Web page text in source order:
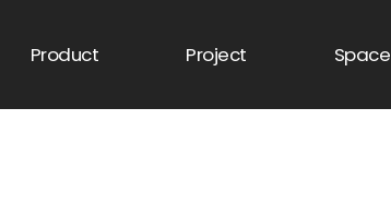
Product Project Space